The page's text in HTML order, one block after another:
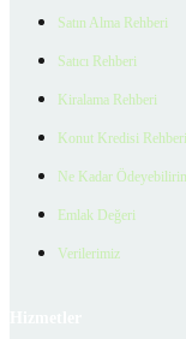
Satın Alma Rehberi
Satıcı Rehberi
Kiralama Rehberi
Konut Kredisi Rehberi
Ne Kadar
Emlak Değeri
Verilerimiz